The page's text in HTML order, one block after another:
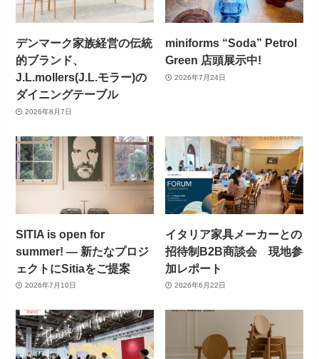
デンマーク家族経営の伝統
的ブランド、
J.L.mollers(J.L.モラー)の
ダイニングテーブル
2026年8月7日
miniforms “Soda” Petrol
Green 店頭展示中!
2026年7月24日
SITIA is open for
summer! ― 新たなプロジ
ェクトにSitiaをご提案
2026年7月10日
イタリア家具メーカーとの
招待制B2B商談会 現地参
加レポート
2026年6月22日